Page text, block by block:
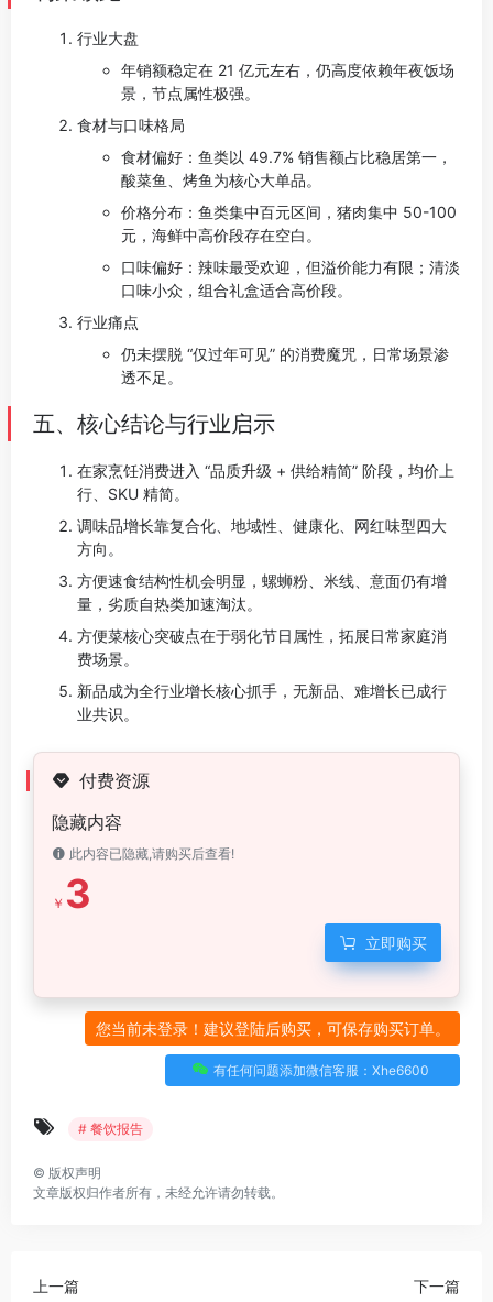
行业大盘
年销额稳定在 21 亿元左右，仍高度依赖年夜饭场
景，节点属性极强。
食材与口味格局
食材偏好：鱼类以 49.7% 销售额占比稳居第一，
酸菜鱼、烤鱼为核心大单品。
价格分布：鱼类集中百元区间，猪肉集中 50-100
元，海鲜中高价段存在空白。
口味偏好：辣味最受欢迎，但溢价能力有限；清淡
口味小众，组合礼盒适合高价段。
行业痛点
仍未摆脱 “仅过年可见” 的消费魔咒，日常场景渗
透不足。
五、核心结论与行业启示
在家烹饪消费进入 “品质升级 + 供给精简” 阶段，均价上
行、SKU 精简。
调味品增长靠复合化、地域性、健康化、网红味型四大
方向。
方便速食结构性机会明显，螺蛳粉、米线、意面仍有增
量，劣质自热类加速淘汰。
方便菜核心突破点在于弱化节日属性，拓展日常家庭消
费场景。
新品成为全行业增长核心抓手，无新品、难增长已成行
业共识。
付费资源
隐藏内容
此内容已隐藏,请购买后查看!
￥ 3
立即购买
您当前未登录！建议登陆后购买，可保存购买订单。
有任何问题添加微信客服：Xhe6600
# 餐饮报告
© 版权声明
文章版权归作者所有，未经允许请勿转载。
上一篇 下一篇